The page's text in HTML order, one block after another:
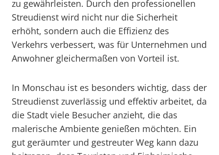
zu gewährleisten. Durch den professionellen
Streudienst wird nicht nur die Sicherheit
erhöht, sondern auch die Effizienz des
Verkehrs verbessert, was für Unternehmen und
Anwohner gleichermaßen von Vorteil ist.
In Monschau ist es besonders wichtig, dass der
Streudienst zuverlässig und effektiv arbeitet, da
die Stadt viele Besucher anzieht, die das
malerische Ambiente genießen möchten. Ein
gut geräumter und gestreuter Weg kann dazu